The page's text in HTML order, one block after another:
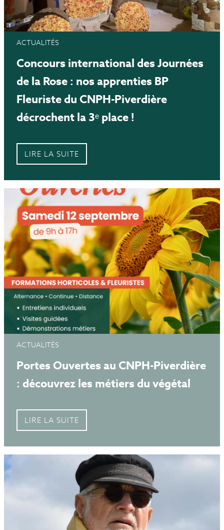
ACTUALITÉS
Concours international des Journées
de la Rose : nos apprenties BP
Fleuriste du CNPH-Piverdière
décrochent la 3ᵉ place !
LIRE LA SUITE
ACTUALITÉS
Portes Ouvertes au CNPH-Piverdière
: découvrez les métiers du végétal
LIRE LA SUITE